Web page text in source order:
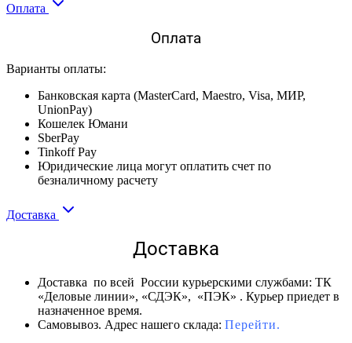
Оплата
Оплата
Варианты оплаты:
Банковская карта (MasterCard, Maestro, Visa, МИР,
UnionPay)
Кошелек Юмани
SberPay
Tinkoff Pay
Юридические лица могут оплатить счет по
безналичному расчету
Доставка
Доставка
Доставка по всей России курьерскими службами: ТК
«Деловые линии», «СДЭК», «ПЭК» . Курьер приедет в
назначенное время.
Самовывоз. Адрес нашего склада: Перейти.